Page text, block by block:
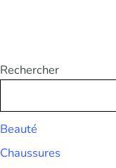
Rechercher
Beauté
Chaussures